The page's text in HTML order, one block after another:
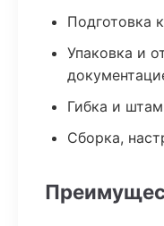
Подготовка
Упаковка и
Гибка и
Сборка,